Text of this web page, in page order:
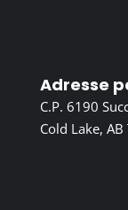
Adresse
C.P. 6190
Cold Lake, AB